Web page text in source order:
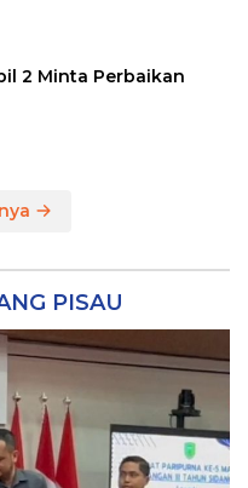
2 Minta Perbaikan
PISAU